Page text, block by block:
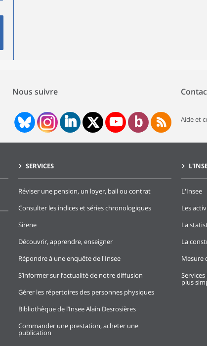
Nous suivre
Aide et
SERVICES
Réviser une pension, un loyer, bail ou contrat
Consulter les indices et séries chronologiques
Sirene
Découvrir, apprendre, enseigner
Répondre à une enquête de l'Insee
S’informer sur l’actualité de notre diffusion
Gérer les répertoires des personnes physiques
Bibliothèque de l’Insee Alain Desrosières
Commander une prestation, acheter une
publication
L'Insee
Les
La
La
Mesure
plus